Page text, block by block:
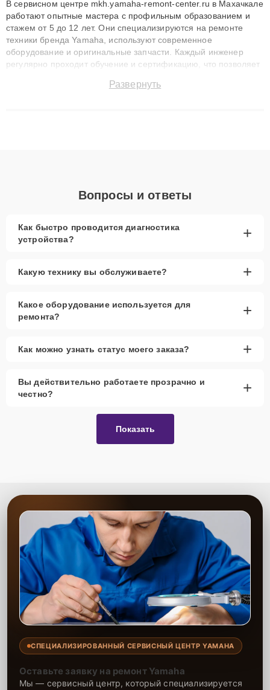
В сервисном центре mkh.yamaha-remont-center.ru в Махачкале
работают опытные мастера с профильным образованием и
стажем от 5 до 12 лет. Они специализируются на ремонте
техники бренда Yamaha, используют современное
оборудование и оригинальные запчасти. Каждый инженер
регулярно проходит обучение и сертификацию, что позволяет
технику с сохранением гарантии до 3 лет. Наши мастера
Развернуть
Вопросы и ответы
Как быстро проводится диагностика
устройства?
+
Какую технику вы обслуживаете? +
Какое оборудование используется для
ремонта?
+
Как можно узнать статус моего заказа? +
Вы действительно работаете прозрачно и
честно?
+
Показать
СПЕЦИАЛИЗИРОВАННЫЙ СЕРВИСНЫЙ ЦЕНТР YAMAHA
Оставьте заявку на ремонт Yamaha
Мы — сервисный центр, который специализируется